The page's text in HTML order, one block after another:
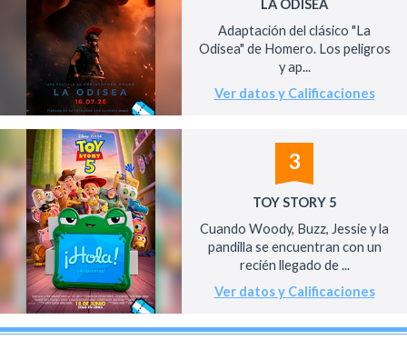
LA ODISEA
Adaptación del clásico "La
Odisea" de Homero. Los peligros
y ap...
Ver datos y Calificaciones
3
TOY STORY 5
Cuando Woody, Buzz, Jessie y la
pandilla se encuentran con un
recién llegado de ...
Ver datos y Calificaciones